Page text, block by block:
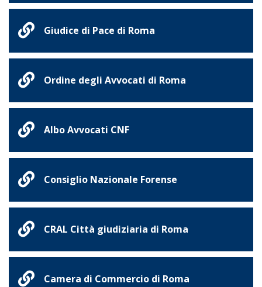
Giudice di Pace di Roma
Ordine degli Avvocati di Roma
Albo Avvocati CNF
Consiglio Nazionale Forense
CRAL Città giudiziaria di Roma
Camera di Commercio di Roma